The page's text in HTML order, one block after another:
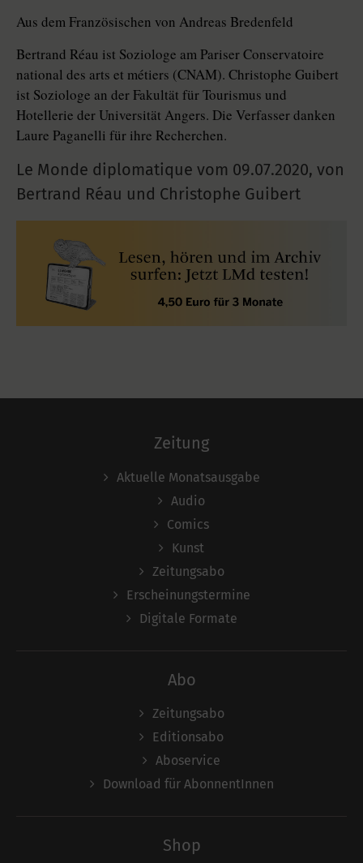
Aus dem Französischen von Andreas Bredenfeld
Bertrand Réau ist Soziologe am Pariser Conservatoire
national des arts et métiers (CNAM). Christophe Guibert
ist Soziologe an der Fakultät für Tourismus und
Hotellerie der Universität Angers. Die Verfasser danken
Laure Paganelli für ihre Recherchen.
Le Monde diplomatique vom 09.07.2020, von
Bertrand Réau und Christophe Guibert
Zeitung
Aktuelle Monatsausgabe
Audio
Comics
Kunst
Zeitungsabo
Erscheinungstermine
Digitale Formate
Abo
Zeitungsabo
Editionsabo
Aboservice
Download für AbonnentInnen
Shop